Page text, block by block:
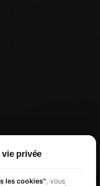
privée
les cookies", vous